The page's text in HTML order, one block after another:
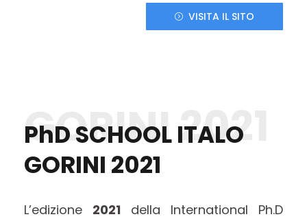
VISITA IL SITO
GORINI 2021
PhD SCHOOL ITALO
GORINI 2021
L’edizione 2021 della International Ph.D